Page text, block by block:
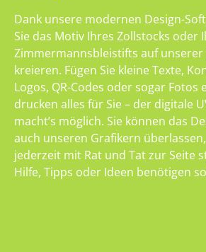
Dank unsere modernen Design-
Sie das Motiv Ihres Zollstocks oder
Zimmermannsbleistifts auf unserer
kreieren. Fügen Sie kleine Texte,
Logos, QR-Codes oder sogar Fotos
drucken alles für Sie – der digitale
macht’s möglich. Sie können das
auch unseren Grafikern
jederzeit mit Rat und Tat zur Seite
Hilfe, Tipps oder Ideen benötigen